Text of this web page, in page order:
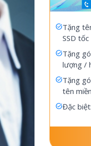
Tặng
SSD
Tặng
lượng /
Tặng
tên
Đặc